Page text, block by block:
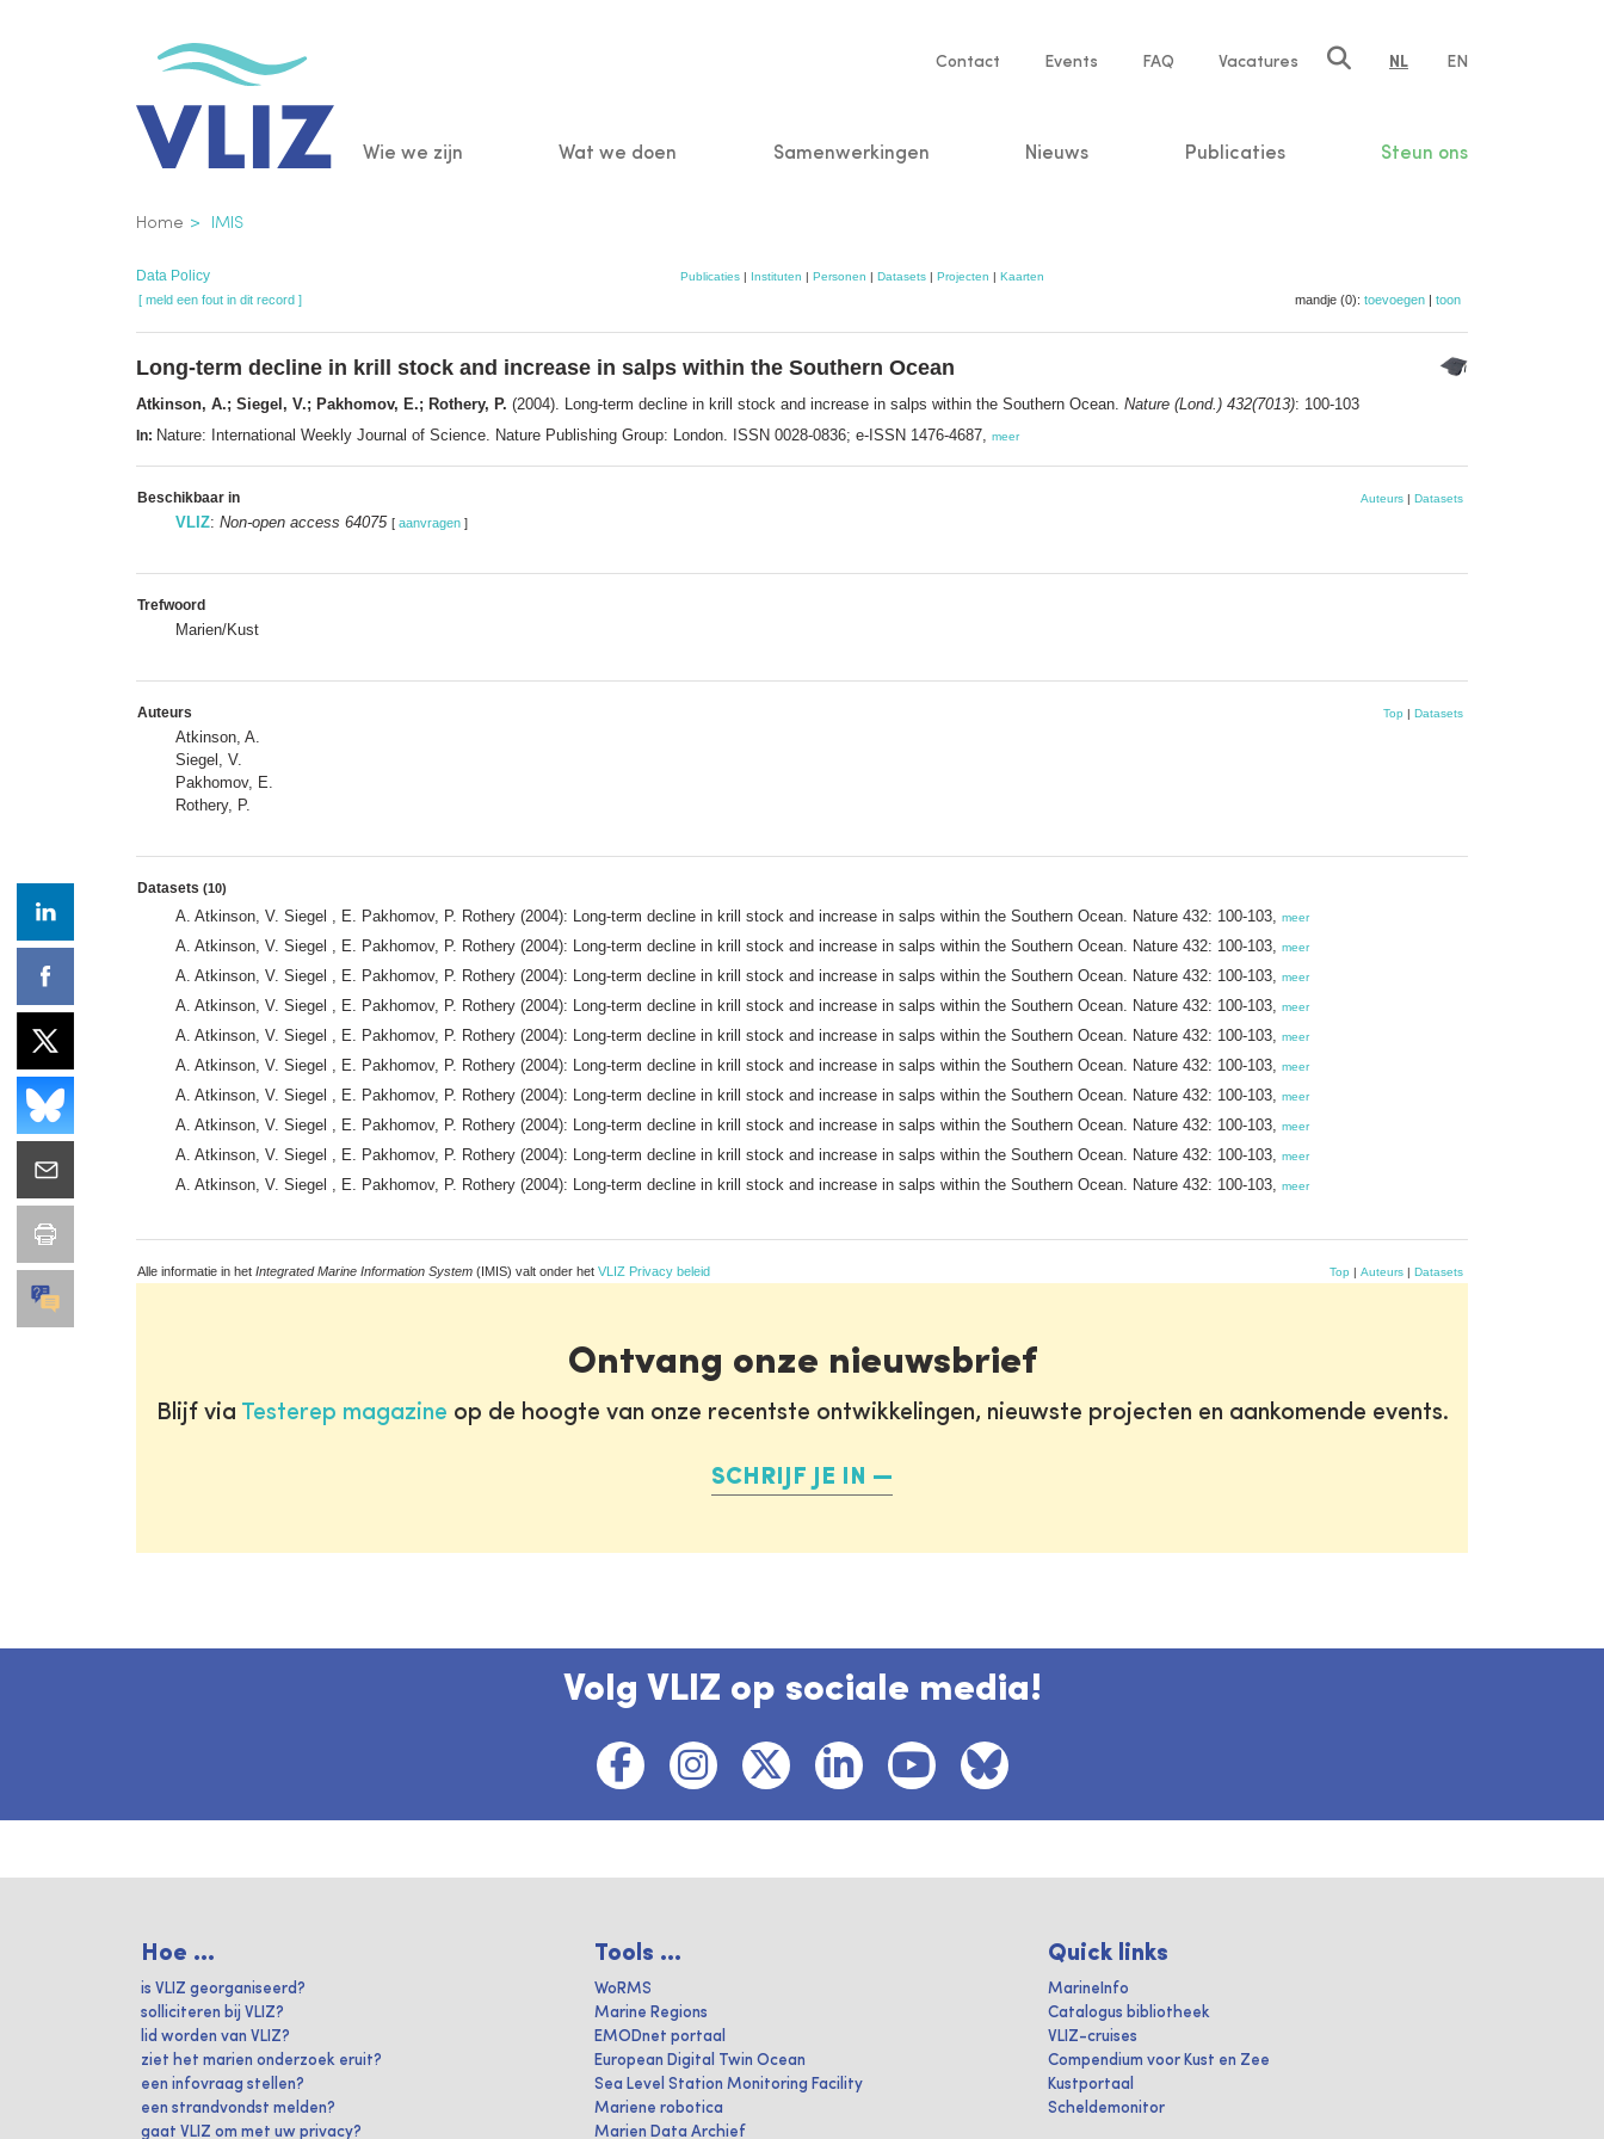
Service
Contact Events FAQ Vacatures NL EN
Main
Wie we zijn Wat we doen Samenwerkingen Nieuws Publicaties Steun ons
Kruimelpad
Home IMIS
Data Policy Publicaties| Instituten | Personen | Datasets| Projecten | Kaarten
[ meld een fout in dit record ] mandje (0): toevoegen | toon
Long-term decline in krill stock and increase in salps within the Southern Ocean
Atkinson, A.; Siegel, V.; Pakhomov, E.; Rothery, P. (2004). Long-term decline in krill stock and increase in salps within the Southern Ocean. Nature (Lond.) 432(7013): 100-103
In: Nature: International Weekly Journal of Science. Nature Publishing Group: London. ISSN 0028-0836; e-ISSN 1476-4687, meer
Beschikbaar in Auteurs | Datasets
VLIZ: Non-open access 64075 [ aanvragen ]
Trefwoord
Marien/Kust
Auteurs Top | Datasets
Atkinson, A.
Siegel, V.
Pakhomov, E.
Rothery, P.
Datasets (10)
A. Atkinson, V. Siegel , E. Pakhomov, P. Rothery (2004): Long-term decline in krill stock and increase in salps within the Southern Ocean. Nature 432: 100-103, meer
A. Atkinson, V. Siegel , E. Pakhomov, P. Rothery (2004): Long-term decline in krill stock and increase in salps within the Southern Ocean. Nature 432: 100-103, meer
A. Atkinson, V. Siegel , E. Pakhomov, P. Rothery (2004): Long-term decline in krill stock and increase in salps within the Southern Ocean. Nature 432: 100-103, meer
A. Atkinson, V. Siegel , E. Pakhomov, P. Rothery (2004): Long-term decline in krill stock and increase in salps within the Southern Ocean. Nature 432: 100-103, meer
A. Atkinson, V. Siegel , E. Pakhomov, P. Rothery (2004): Long-term decline in krill stock and increase in salps within the Southern Ocean. Nature 432: 100-103, meer
A. Atkinson, V. Siegel , E. Pakhomov, P. Rothery (2004): Long-term decline in krill stock and increase in salps within the Southern Ocean. Nature 432: 100-103, meer
A. Atkinson, V. Siegel , E. Pakhomov, P. Rothery (2004): Long-term decline in krill stock and increase in salps within the Southern Ocean. Nature 432: 100-103, meer
A. Atkinson, V. Siegel , E. Pakhomov, P. Rothery (2004): Long-term decline in krill stock and increase in salps within the Southern Ocean. Nature 432: 100-103, meer
A. Atkinson, V. Siegel , E. Pakhomov, P. Rothery (2004): Long-term decline in krill stock and increase in salps within the Southern Ocean. Nature 432: 100-103, meer
A. Atkinson, V. Siegel , E. Pakhomov, P. Rothery (2004): Long-term decline in krill stock and increase in salps within the Southern Ocean. Nature 432: 100-103, meer
Alle informatie in het Integrated Marine Information System (IMIS) valt onder het VLIZ Privacy beleid Top | Auteurs | Datasets
Ontvang onze nieuwsbrief
Blijf via Testerep magazine op de hoogte van onze recentste ontwikkelingen, nieuwste projecten en aankomende events.
SCHRIJF JE IN
Volg VLIZ op sociale media!
Hoe ...
is VLIZ georganiseerd?
solliciteren bij VLIZ?
lid worden van VLIZ?
ziet het marien onderzoek eruit?
een infovraag stellen?
een strandvondst melden?
gaat VLIZ om met uw privacy?
Tools ...
WoRMS
Marine Regions
EMODnet portaal
European Digital Twin Ocean
Sea Level Station Monitoring Facility
Mariene robotica
Marien Data Archief
Quick links
MarineInfo
Catalogus bibliotheek
VLIZ-cruises
Compendium voor Kust en Zee
Kustportaal
Scheldemonitor